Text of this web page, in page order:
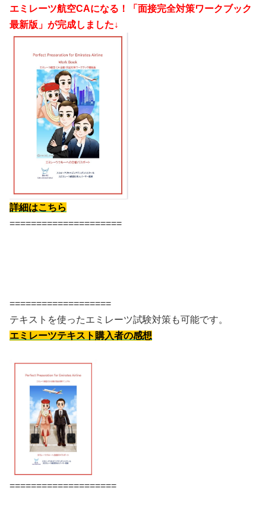
エミレーツ航空CAになる！「面接完全対策ワークブック
最新版」が完成しました↓
詳細はこちら
=====================
===================
テキストを使ったエミレーツ試験対策も可能です。
エミレーツテキスト購入者の感想
====================